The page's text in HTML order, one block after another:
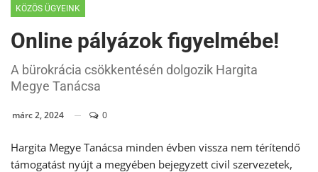
KÖZÖS ÜGYEINK
Online pályázok figyelmébe!
A bürokrácia csökkentésén dolgozik Hargita
Megye Tanácsa
márc 2, 2024 0
Hargita Megye Tanácsa minden évben vissza nem térítendő
támogatást nyújt a megyében bejegyzett civil szervezetek,